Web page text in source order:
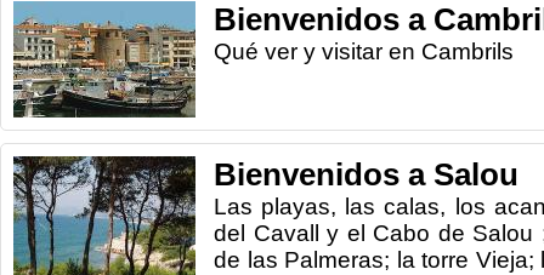
Bienvenidos a
Qué ver y visitar en Cambrils
Bienvenidos a Salou
Las playas, las calas, los
del Cavall y el Cabo de
de las Palmeras; la torre